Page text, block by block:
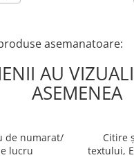
asemanatoare:
AU
ASEMENEA
de numarat/
lucru
Citire
textului,